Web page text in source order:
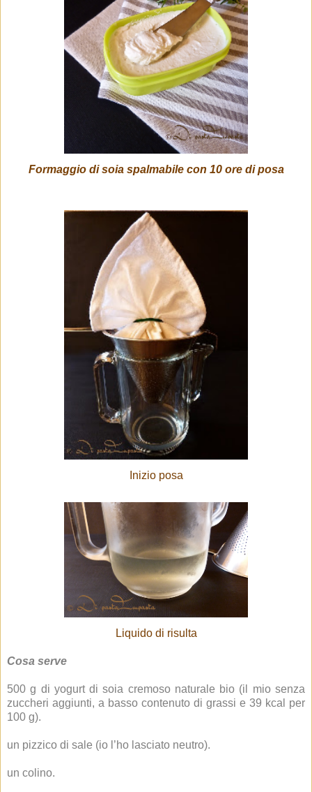
Formaggio di soia spalmabile con 10 ore di posa
Inizio posa
Liquido di risulta
Cosa serve
500 g di yogurt di soia cremoso naturale bio (il mio senza
zuccheri aggiunti, a basso contenuto di grassi e 39 kcal per
100 g).
un pizzico di sale (io l’ho lasciato neutro).
un colino.